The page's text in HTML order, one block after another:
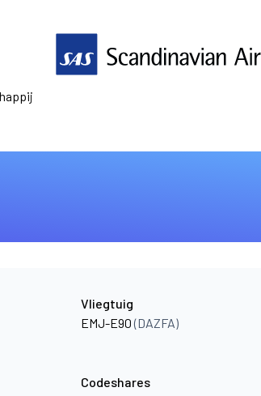
Vliegtuig
EMJ-E90(DAZFA)
Codeshares